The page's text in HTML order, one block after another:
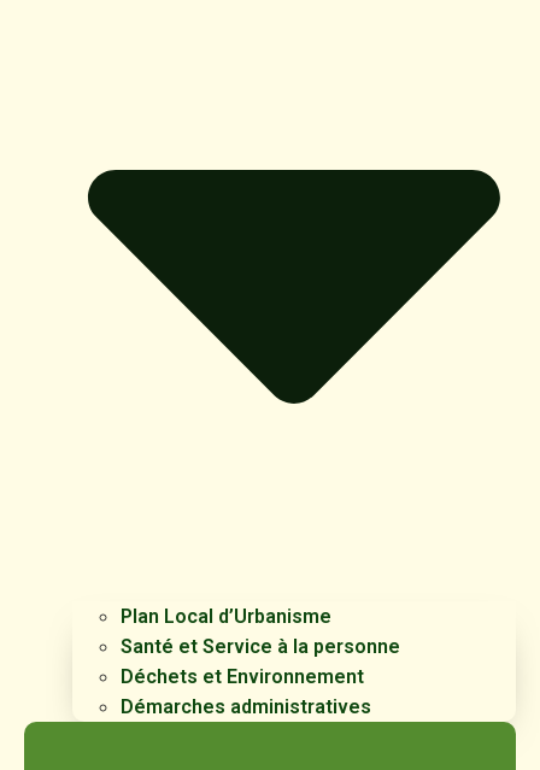
Plan Local d’Urbanisme
Santé et Service à la personne
Déchets et Environnement
Démarches administratives